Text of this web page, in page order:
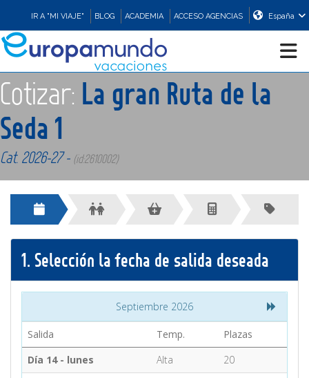
IR A "MI VIAJE" BLOG ACADEMIA ACCESO AGENCIAS España
CRUCEROS
PROMOCIONES
COMPRAR
CONTACTO
Cotizar: La gran Ruta de la
Seda 1
Cat. 2026-27 - (id:2610002)
1. Selección la fecha de salida deseada
Septiembre 2026
Salida Temp.
Plazas
Día 14 - lunes
Alta
20